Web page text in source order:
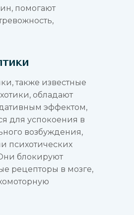
помогают
также известные
обладают
эффектом,
для успокоения в
возбуждения,
психотических
блокируют
рецепторы в мозге,